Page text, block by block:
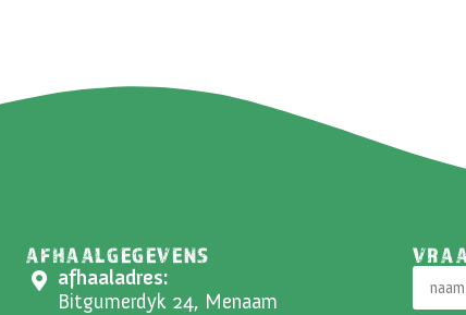
AFHAALGEGEVENS
afhaaladres:
Bitgumerdyk 24, Menaam